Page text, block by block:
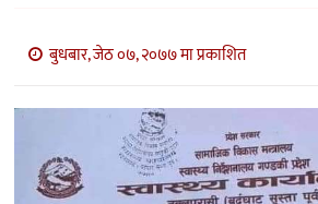
बाणिज्य
भिडियो
सिफारिस
बुधबार, जेठ ०७, २०७७ मा प्रकाशित